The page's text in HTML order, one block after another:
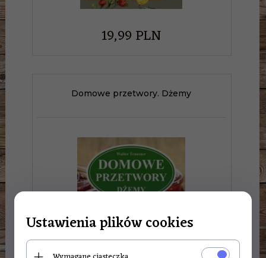
19,99PLN
Domowe przetwory. Dżemy
Ustawienia plików cookies